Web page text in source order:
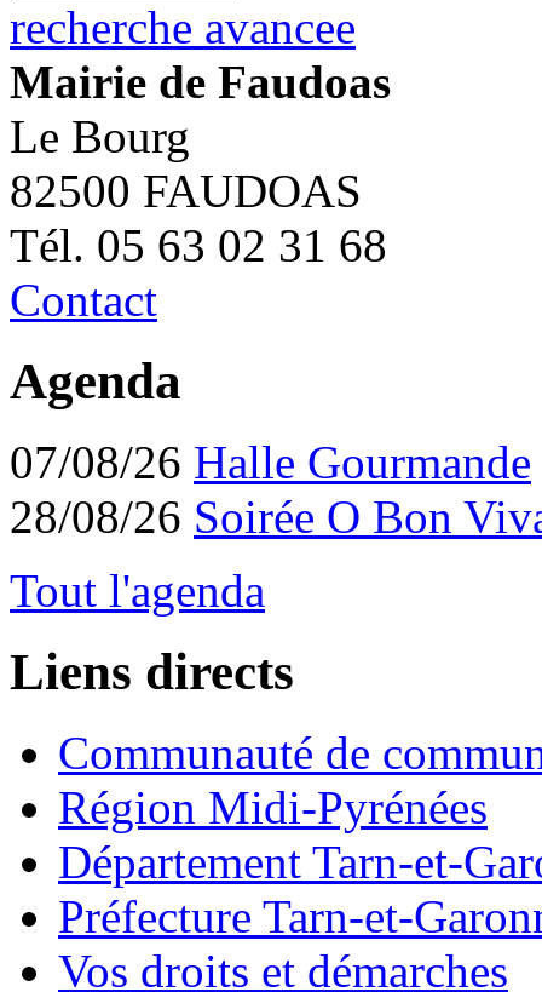
recherche avancee
Mairie de Faudoas
Le Bourg
82500 FAUDOAS
Tél. 05 63 02 31 68
Contact
Agenda
07/08/26 Halle Gourmande
28/08/26 Soirée O Bon
Tout l'agenda
Liens directs
Communauté de
Région Midi-Pyrénées
Département Tarn-et-
Préfecture Tarn-et-
Vos droits et démarches